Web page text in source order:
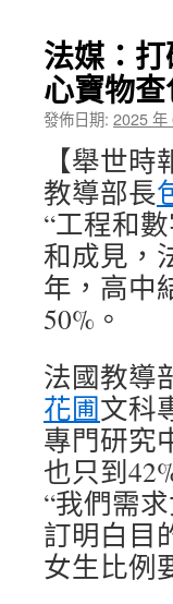
法媒：
心寶物
發佈日期: 2025 年
【舉世
教導部長
“工程和
和成見，
年，高中
50%。
法國教導
花圃文科
專門研究
也只到
“我們需
訂明白目
女生比例